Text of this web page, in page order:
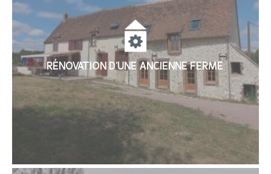
RÉNOVATION D’UNE ANCIENNE FERME